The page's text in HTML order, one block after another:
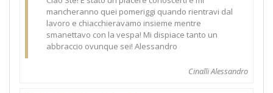
mancheranno quei pomeriggi quando rientravi dal
lavoro e chiacchieravamo insieme mentre
smanettavo con la vespa! Mi dispiace tanto un
abbraccio ovunque sei! Alessandro
Cinalli Alessandro